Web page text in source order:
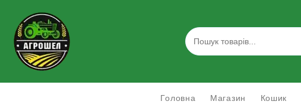
content
Головна Магазин Кошик